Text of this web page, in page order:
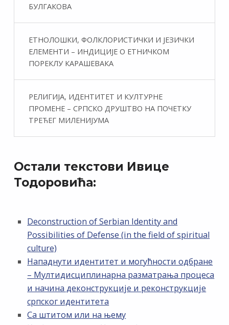
БУЛГАКОВА
ЕТНОЛОШКИ, ФОЛКЛОРИСТИЧКИ И ЈЕЗИЧКИ
ЕЛЕМЕНТИ – ИНДИЦИЈЕ О ЕТНИЧКОМ
ПОРЕКЛУ КАРАШЕВАКА
РЕЛИГИЈА, ИДЕНТИТЕТ И КУЛТУРНЕ
ПРОМЕНЕ – СРПСКО ДРУШТВО НА ПОЧЕТКУ
ТРЕЋЕГ МИЛЕНИЈУМА
Остали текстови Ивице
Тодоровића:
Deconstruction of Serbian Identity and
Possibilities of Defense (in the field of spiritual
culture)
Нападнути идентитет и могућности одбране
– Мултидисциплинарна разматрања процеса
и начина деконструкције и реконструкције
српског идентитета
Са штитом или на њему